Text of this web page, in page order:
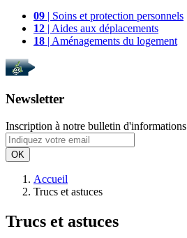
09 | Soins et protection personnels
12 | Aides aux déplacements
18 | Aménagements du logement
Newsletter
Inscription à notre bulletin d'informations
OK
Accueil
Trucs et astuces
Trucs et astuces